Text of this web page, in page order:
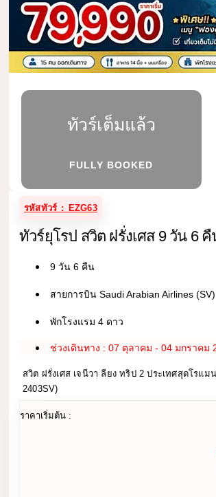
ทัวร์เต็มแล้ว
FULLY BOOKED
รหัสทัวร์ : EZG63
ทัวร์ยุโรป สวิต ฝรั่งเศส 9 วัน 6
9 วัน 6 คืน
สายการบิน Saudi Arabian Airlines (SV)
พักโรงแรม 4 ดาว
ช่วงเดินทาง : 07 ตุลาคม - 04 มกราคม
สวิต ฝรั่งเศส เจนีวา ลียง ทริป 2 ประเทศสุดโรแ
2403SV)
ราคาเริ่มต้น :